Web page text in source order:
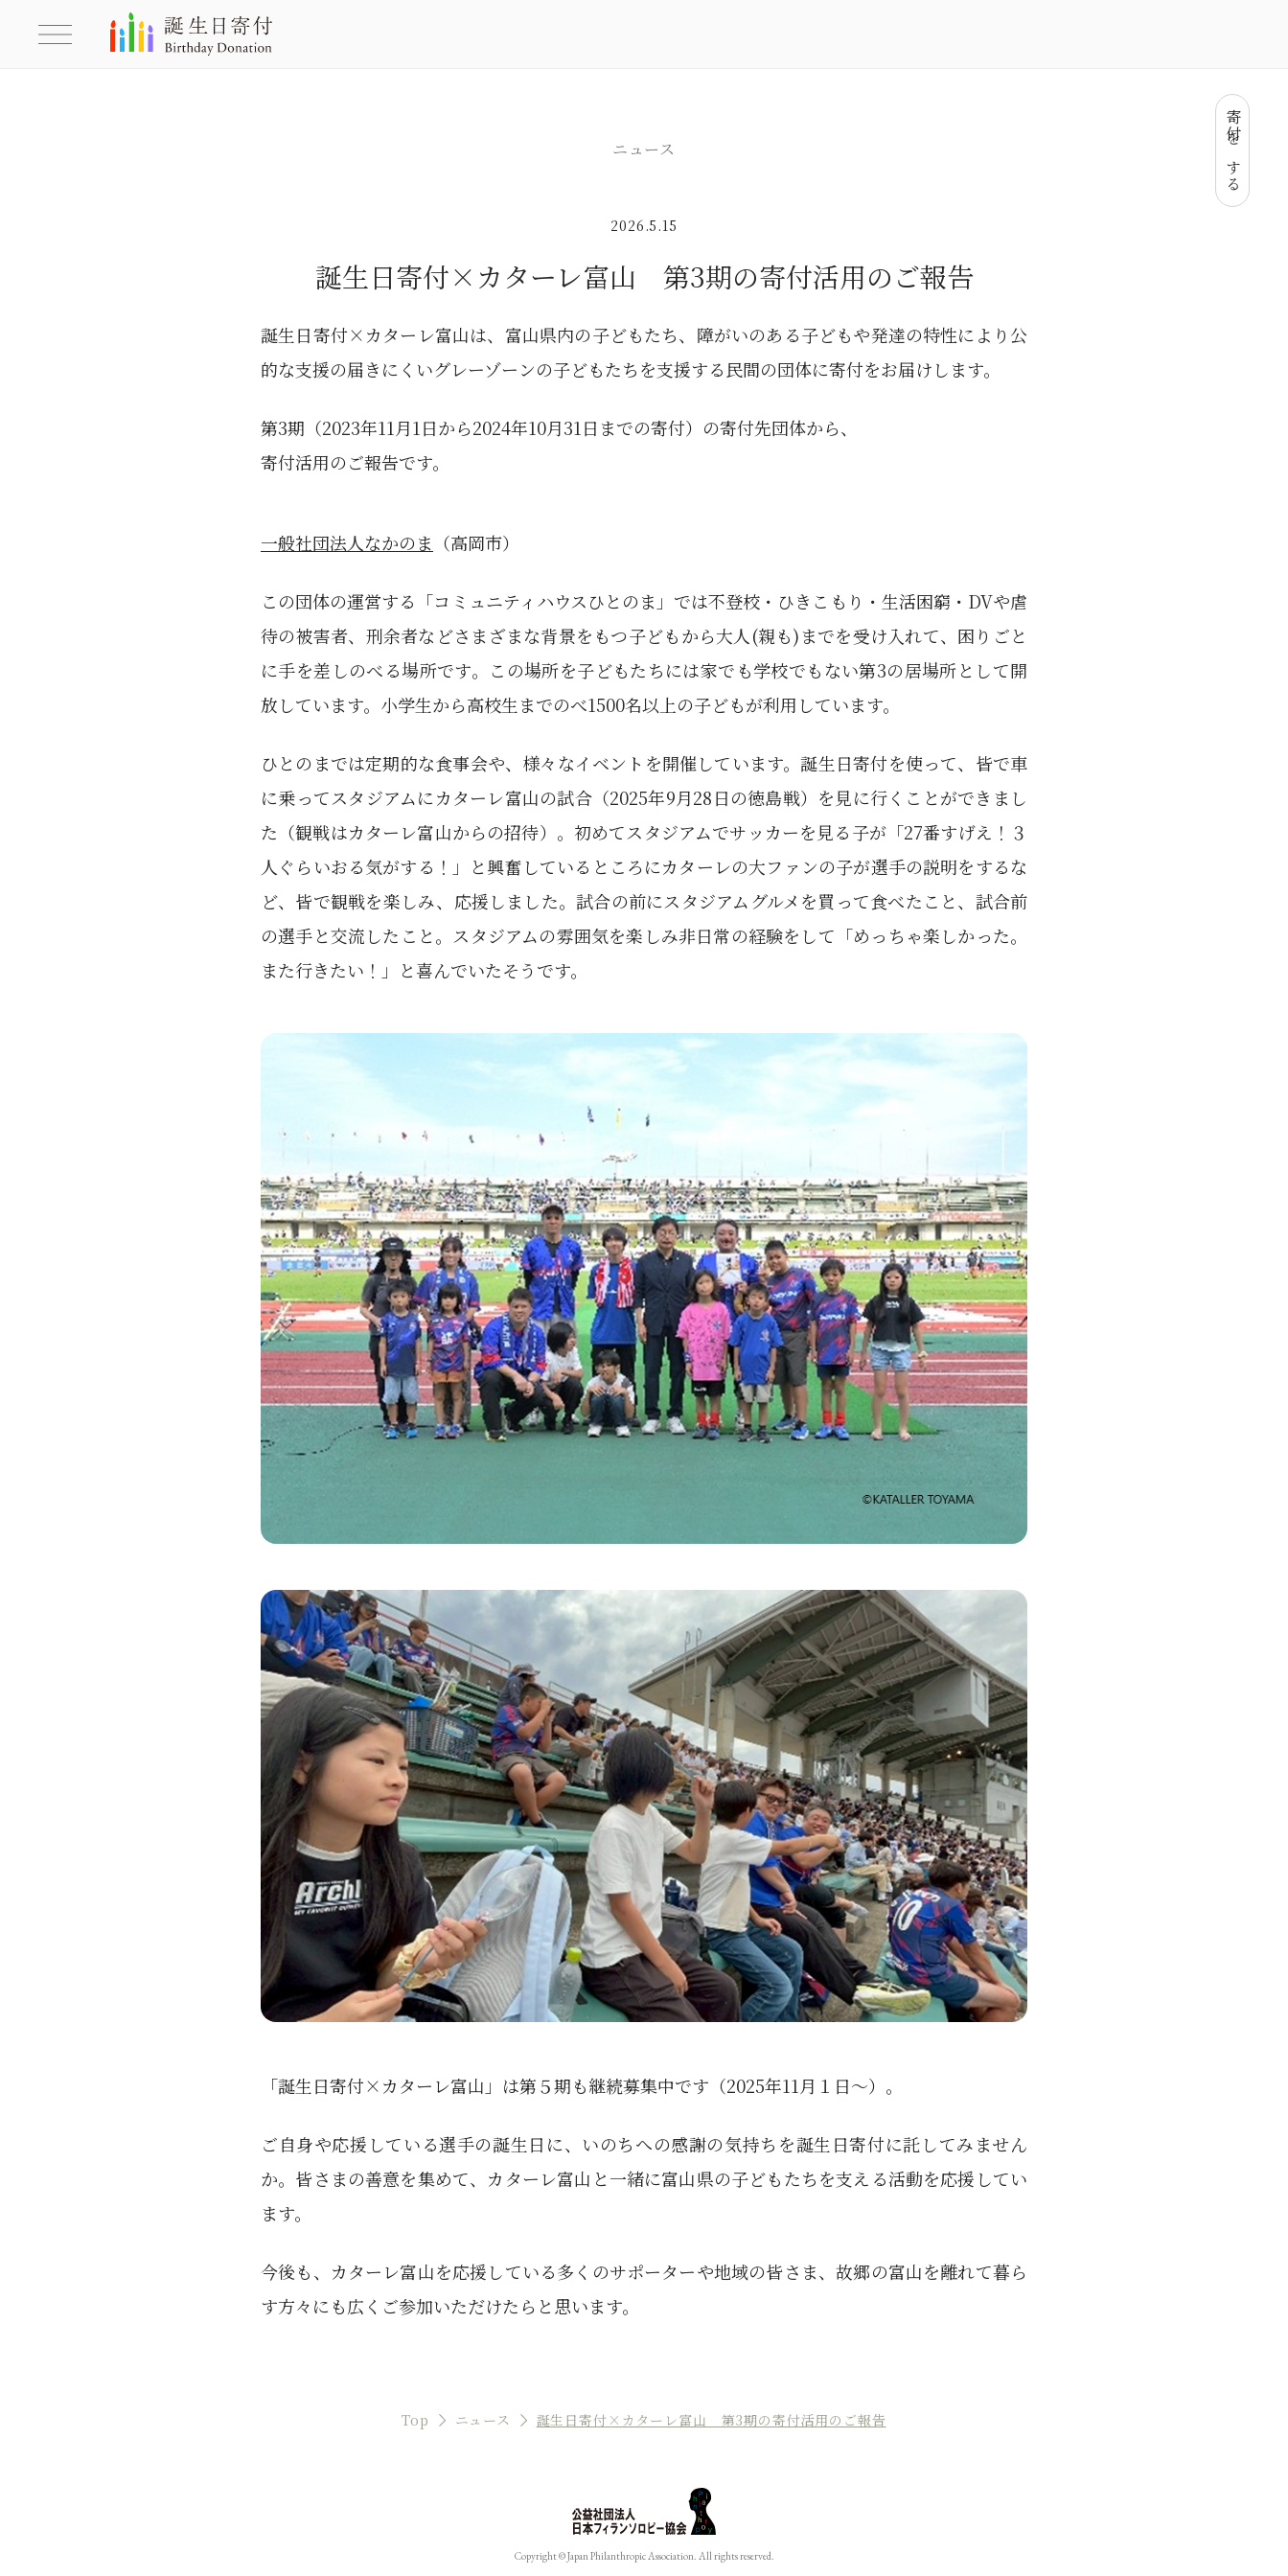
寄付をする
ニュース
2026.5.15
誕生日寄付×カターレ富山 第3期の寄付活用のご報告
誕生日寄付×カターレ富山は、富山県内の子どもたち、障がいのある子どもや発達の特性により公
的な支援の届きにくいグレーゾーンの子どもたちを支援する民間の団体に寄付をお届けします。
第3期（2023年11月1日から2024年10月31日までの寄付）の寄付先団体から、
寄付活用のご報告です。
一般社団法人なかのま （高岡市）
この団体の運営する「コミュニティハウスひとのま」では不登校・ひきこもり・生活困窮・DVや虐
待の被害者、刑余者などさまざまな背景をもつ子どもから大人(親も)までを受け入れて、困りごと
に手を差しのべる場所です。この場所を子どもたちには家でも学校でもない第3の居場所として開
放しています。小学生から高校生までのべ1500名以上の子どもが利用しています。
ひとのまでは定期的な食事会や、様々なイベントを開催しています。誕生日寄付を使って、皆で車
に乗ってスタジアムにカターレ富山の試合（2025年9月28日の徳島戦）を見に行くことができまし
た（観戦はカターレ富山からの招待）。初めてスタジアムでサッカーを見る子が「27番すげえ！３
人ぐらいおる気がする！」と興奮しているところにカターレの大ファンの子が選手の説明をするな
ど、皆で観戦を楽しみ、応援しました。試合の前にスタジアムグルメを買って食べたこと、試合前
の選手と交流したこと。スタジアムの雰囲気を楽しみ非日常の経験をして「めっちゃ楽しかった。
また行きたい！」と喜んでいたそうです。
「誕生日寄付×カターレ富山」は第５期も継続募集中です（2025年11月１日～）。
ご自身や応援している選手の誕生日に、いのちへの感謝の気持ちを誕生日寄付に託してみません
か。皆さまの善意を集めて、カターレ富山と一緒に富山県の子どもたちを支える活動を応援してい
ます。
今後も、カターレ富山を応援している多くのサポーターや地域の皆さま、故郷の富山を離れて暮ら
す方々にも広くご参加いただけたらと思います。
Top ニュース 誕生日寄付×カターレ富山 第3期の寄付活用のご報告
Copyright © Japan Philanthropic Association. All rights reserved.